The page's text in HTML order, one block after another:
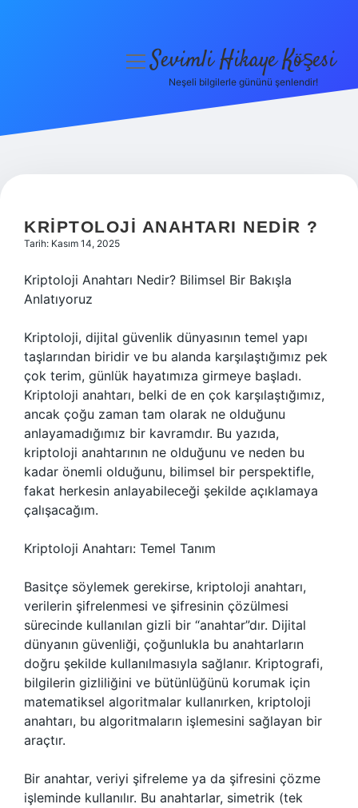
Hakkımızda
menüyüSevimli Hikaye Köşesi
Neşeli bilgilerle gününü şenlendir!
KRIPTOLOJI ANAHTARI NEDIR ?
Tarih: Kasım 14, 2025
Kriptoloji Anahtarı Nedir? Bilimsel Bir Bakışla
Anlatıyoruz
Kriptoloji, dijital güvenlik dünyasının temel yapı
taşlarından biridir ve bu alanda karşılaştığımız pek
çok terim, günlük hayatımıza girmeye başladı.
Kriptoloji anahtarı, belki de en çok karşılaştığımız,
ancak çoğu zaman tam olarak ne olduğunu
anlayamadığımız bir kavramdır. Bu yazıda,
kriptoloji anahtarının ne olduğunu ve neden bu
kadar önemli olduğunu, bilimsel bir perspektifle,
fakat herkesin anlayabileceği şekilde açıklamaya
çalışacağım.
Kriptoloji Anahtarı: Temel Tanım
Basitçe söylemek gerekirse, kriptoloji anahtarı,
verilerin şifrelenmesi ve şifresinin çözülmesi
sürecinde kullanılan gizli bir “anahtar”dır. Dijital
dünyanın güvenliği, çoğunlukla bu anahtarların
doğru şekilde kullanılmasıyla sağlanır. Kriptografi,
bilgilerin gizliliğini ve bütünlüğünü korumak için
matematiksel algoritmalar kullanırken, kriptoloji
anahtarı, bu algoritmaların işlemesini sağlayan bir
araçtır.
Bir anahtar, veriyi şifreleme ya da şifresini çözme
işleminde kullanılır. Bu anahtarlar, simetrik (tek